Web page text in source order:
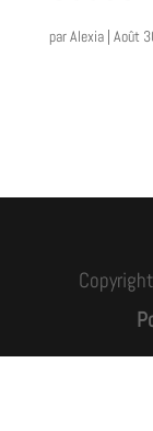
parAlexia| Août